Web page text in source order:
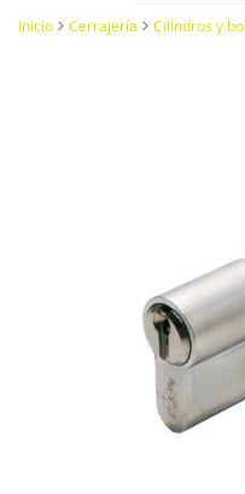
Inicio Cerrajería Cilindros y